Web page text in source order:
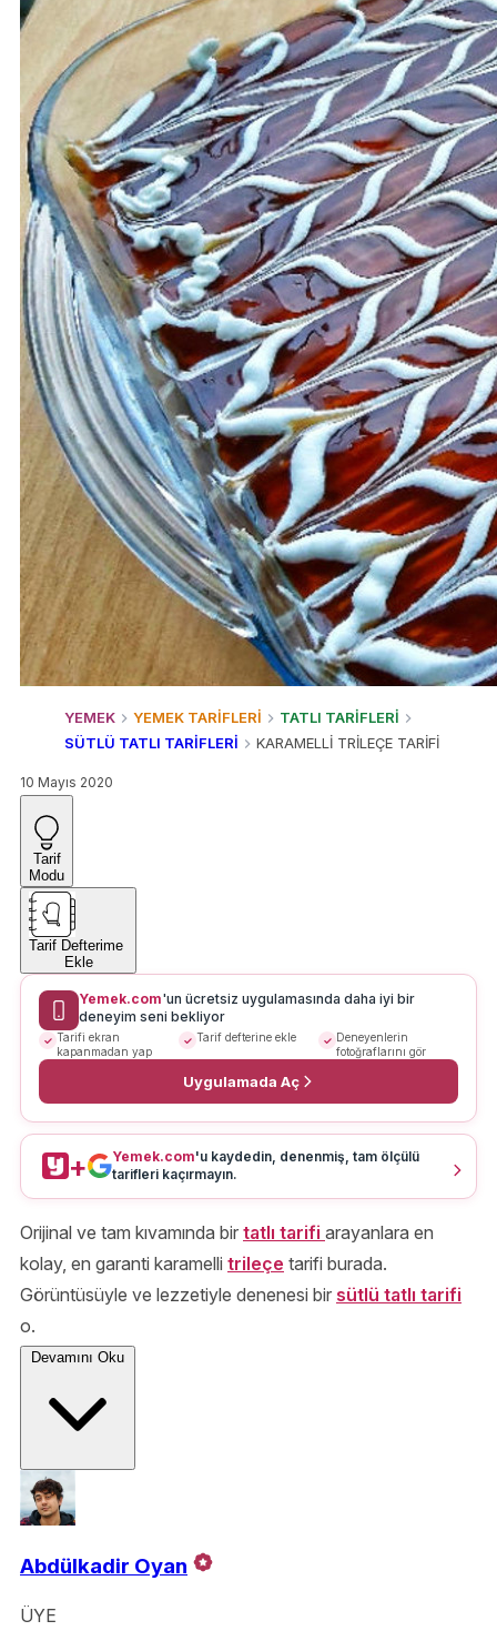
YEMEK YEMEK TARİFLERİ
TATLI TARİFLERİ
SÜTLÜ TATLI TARİFLERİ
KARAMELLİ TRİLEÇE TARİFİ
10 Mayıs 2020
Tarif
Modu
Tarif Defterime
Ekle
Yemek.com'un ücretsiz uygulamasında daha iyi bir
deneyim seni bekliyor
Tarifi ekran
kapanmadan yap
Tarif defterine ekle
Deneyenlerin
fotoğraflarını gör
Uygulamada Aç
+ Yemek.com'u kaydedin, denenmiş, tam ölçülü
tarifleri kaçırmayın.
Orijinal ve tam kıvamında bir tatlı tarifi arayanlara en
kolay, en garanti karamelli trileçe tarifi burada.
Görüntüsüyle ve lezzetiyle denenesi bir sütlü tatlı tarifi
o.
Devamını Oku
Abdülkadir Oyan
ÜYE